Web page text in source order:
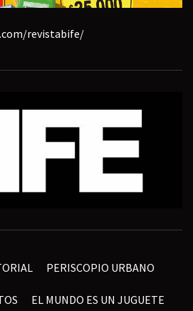
revistabife/
PERISCOPIO URBANO
EL MUNDO ES UN JUGUETE